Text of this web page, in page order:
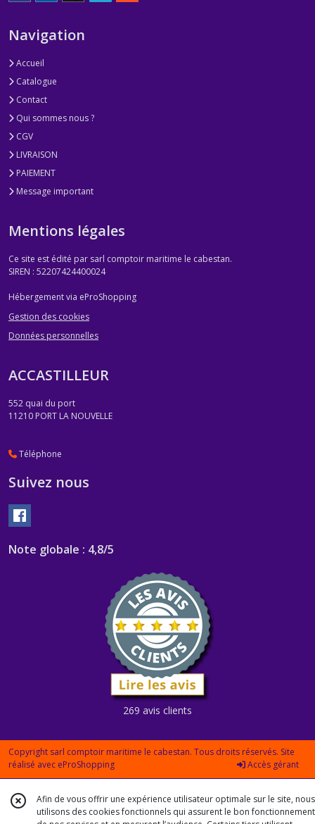
Navigation
Accueil
Catalogue
Contact
Qui sommes nous ?
CGV
LIVRAISON
PAIEMENT
Message important
Mentions légales
Ce site est édité par sarl comptoir maritime le cabestan.
SIREN : 52207424400024
Hébergement via eProShopping
Gestion des cookies
Données personnelles
ACCASTILLEUR
552 quai du port
11210 PORT LA NOUVELLE
Téléphone
Suivez nous
Note globale : 4,8/5
269 avis clients
Copyright sarl comptoir maritime le cabestan. Tous droits réservés. Site
réalisé avec eProShopping Accès gérant
Afin de vous offrir une expérience utilisateur optimale sur le site, nous
utilisons des cookies fonctionnels qui assurent le bon fonctionnement